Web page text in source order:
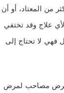
من المعتاد، أو أن
علاج وقد تختفي
فهي لا تحتاج إلى
عرض مصاحب لمرض